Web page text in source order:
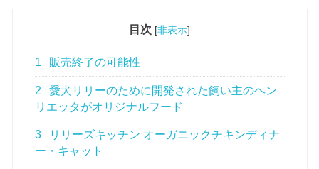
目次 [非表示]
1 販売終了の可能性
2
愛犬リリーのために開発された飼い主のヘン
リエッタがオリジナルフード
3
リリーズキッチン オーガニックチキンディナ
ー・キャット